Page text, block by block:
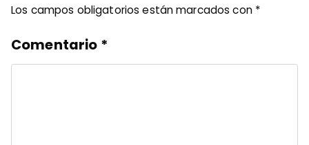
Los campos obligatorios están marcados con *
Comentario *